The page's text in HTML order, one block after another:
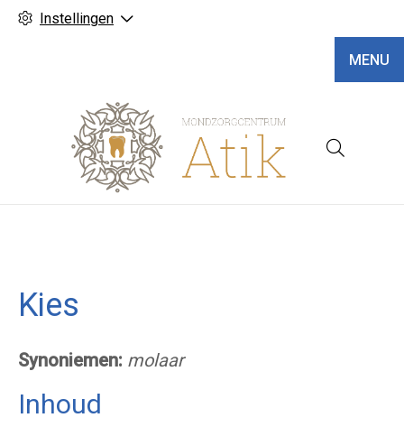
Instellingen
MENU
Kies
Synoniemen: molaar
Inhoud